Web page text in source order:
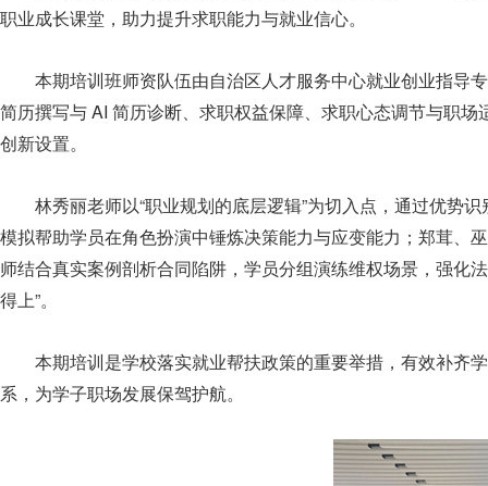
职业成长课堂，助力提升求职能力与就业信心。
本期培训班师资队伍由自治区人才服务中心就业创业指导
简历撰写与 AI 简历诊断、求职权益保障、求职心态调节与职场
创新设置。
林秀丽老师以“职业规划的底层逻辑”为切入点，通过优势
模拟帮助学员在角色扮演中锤炼决策能力与应变能力；郑茸、
师结合真实案例剖析合同陷阱，学员分组演练维权场景，强化
得上”。
本期培训是学校落实就业帮扶政策的重要举措，有效补齐
系，为学子职场发展保驾护航。